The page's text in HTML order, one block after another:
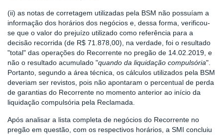
(ii) as notas de corretagem utilizadas pela BSM não possuíam a
informação dos horários dos negócios e, dessa forma, verificou-
se que o valor do prejuízo utilizado como referência para a
decisão recorrida (de R$ 71.878,00), na verdade, foi o resultado
"total" das operações do Recorrente no pregão de 14.02.2019, e
não o resultado acumulado "quando da liquidação compulsória".
Portanto, segundo a área técnica, os cálculos utilizados pela BSM
deveriam ser revistos, pois não apontaram o percentual de perda
de garantias do Recorrente no momento anterior ao início da
liquidação compulsória pela Reclamada.
Após analisar a lista completa de negócios do Recorrente no
pregão em questão, com os respectivos horários, a SMI concluiu